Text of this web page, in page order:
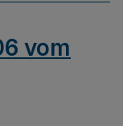
vom